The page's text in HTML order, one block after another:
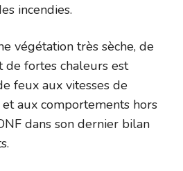
incendies.
végétation très sèche, de
de fortes chaleurs est
feux aux vitesses de
aux comportements hors
dans son dernier bilan